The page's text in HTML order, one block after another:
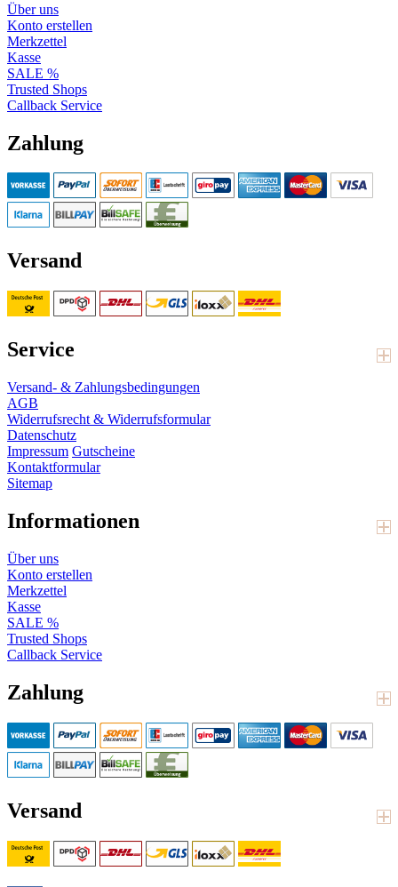
Über uns
Konto erstellen
Merkzettel
Kasse
SALE %
Trusted Shops
Callback Service
Zahlung
Versand
Service
Versand- & Zahlungsbedingungen
AGB
Widerrufsrecht & Widerrufsformular
Datenschutz
Impressum Gutscheine
Kontaktformular
Sitemap
Informationen
Über uns
Konto erstellen
Merkzettel
Kasse
SALE %
Trusted Shops
Callback Service
Zahlung
Versand